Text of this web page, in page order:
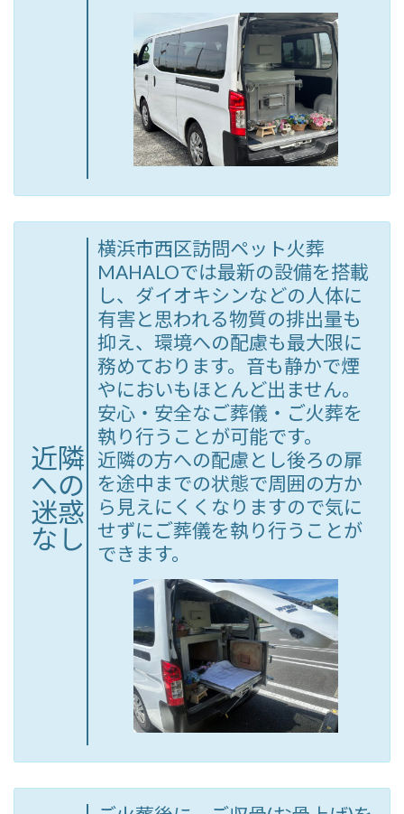
近隣
への
迷惑
なし
横浜市西区訪問ペット火葬
MAHALOでは最新の設備を搭載
し、ダイオキシンなどの人体に
有害と思われる物質の排出量も
抑え、環境への配慮も最大限に
務めております。音も静かで煙
やにおいもほとんど出ません。
安心・安全なご葬儀・ご火葬を
執り行うことが可能です。
近隣の方への配慮とし後ろの扉
を途中までの状態で周囲の方か
ら見えにくくなりますので気に
せずにご葬儀を執り行うことが
できます。